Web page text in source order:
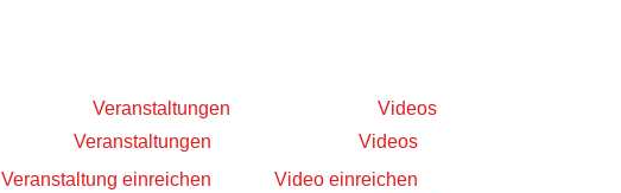
Veranstaltungen
Veranstaltungen
Veranstaltung einreichen
Videos
Videos
Video einreichen